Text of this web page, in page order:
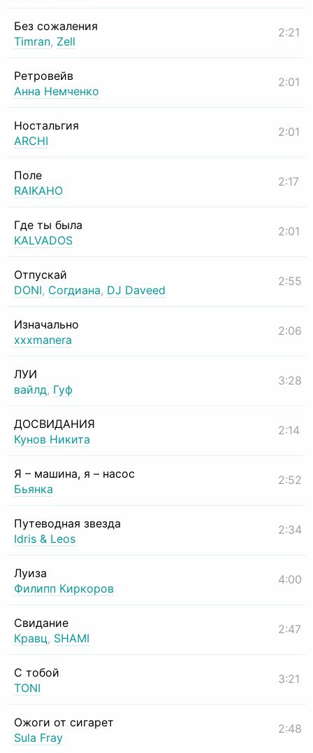
Без сожаления
Timran, Zell
2:21
Ретровейв
Анна Немченко
2:01
Ностальгия
ARCHI
2:01
Поле
RAIKAHO
2:17
Где ты была
KALVADOS
2:01
Отпускай
DONI, Согдиана, DJ Daveed
2:55
Изначально
xxxmanera
2:06
ЛУИ
вайлд, Гуф
3:28
ДОСВИДАНИЯ
Кунов Никита
2:14
Я – машина, я – насос
Бьянка
2:52
Путеводная звезда
Idris & Leos
2:34
Луиза
Филипп Киркоров
4:00
Свидание
Кравц, SHAMI
2:47
С тобой
TONI
3:21
Ожоги от сигарет
Sula Fray
2:48